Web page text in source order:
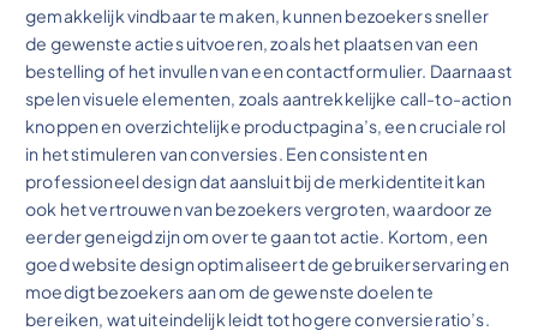
gemakkelijk vindbaar te maken, kunnen bezoekers sneller
de gewenste acties uitvoeren, zoals het plaatsen van een
bestelling of het invullen van een contactformulier. Daarnaast
spelen visuele elementen, zoals aantrekkelijke call-to-action
knoppen en overzichtelijke productpagina’s, een cruciale rol
in het stimuleren van conversies. Een consistent en
professioneel design dat aansluit bij de merkidentiteit kan
ook het vertrouwen van bezoekers vergroten, waardoor ze
eerder geneigd zijn om over te gaan tot actie. Kortom, een
goed website design optimaliseert de gebruikerservaring en
moedigt bezoekers aan om de gewenste doelen te
bereiken, wat uiteindelijk leidt tot hogere conversieratio’s.